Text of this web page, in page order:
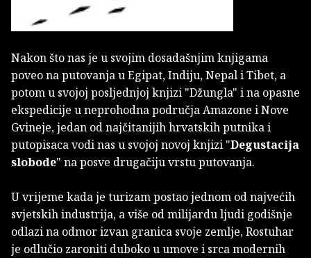
Nakon što nas je u svojim dosadašnjim knjigama
poveo na putovanja u Egipat, Indiju, Nepal i Tibet, a
potom u svojoj posljednjoj knjizi "Džungla" i na opasne
ekspedicije u neprohodna područja Amazone i Nove
Gvineje, jedan od najčitanijih hrvatskih putnika i
putopisaca vodi nas u svojoj novoj knjizi "Degustacija
slobode" na posve drugačiju vrstu putovanja.
U vrijeme kada je turizam postao jednom od najvećih
svjetskih industrija, a više od milijardu ljudi godišnje
odlazi na odmor izvan granica svoje zemlje, Rostuhar
je odlučio zaroniti duboko u umove i srca modernih